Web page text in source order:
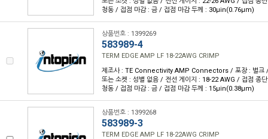
청동 / 접점 마감 : 금 / 접점 마감 두께 : 30µin(0.76µm)
상품번호 : 1399269
583989-4
TERM EDGE AMP LF 18-22AWG CRIMP
제조사 : TE Connectivity AMP Connectors / 포장 : 벌크
또는 소켓 : 성별 없음 / 전선 게이지 : 18-22 AWG / 접점 종
청동 / 접점 마감 : 금 / 접점 마감 두께 : 15µin(0.38µm)
상품번호 : 1399268
583989-3
TERM EDGE AMP LF 18-22AWG CRIMP